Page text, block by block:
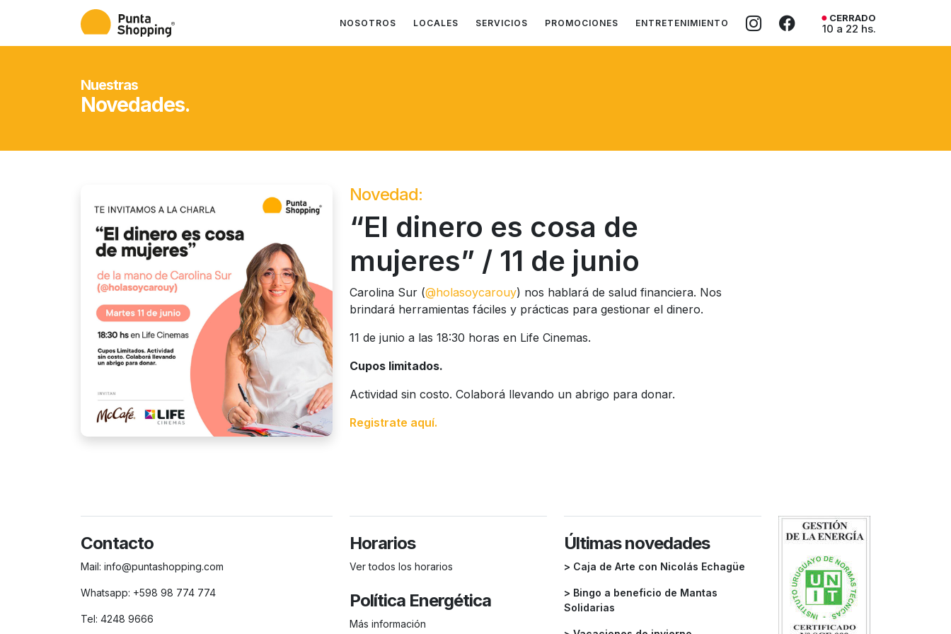
NOSOTROS LOCALES SERVICIOS PROMOCIONES ENTRETENIMIENTO CERRADO
10 a 22 hs.
Nuestras
Novedades.
Novedad:
“El dinero es cosa de
mujeres” / 11 de junio
Carolina Sur (@‌holasoycarouy) nos hablará de salud financiera. Nos
brindará herramientas fáciles y prácticas para gestionar el dinero.
11 de junio a las 18:30 horas en Life Cinemas.
Cupos limitados.
Actividad sin costo. Colaborá llevando un abrigo para donar.
Registrate aquí.
Contacto
Mail: info@puntashopping.com
Whatsapp: +598 98 774 774
Tel: 4248 9666
Horarios
Ver todos los horarios
Política Energética
Más información
Últimas novedades
> Caja de Arte con Nicolás Echagüe
> Bingo a beneficio de Mantas
Solidarias